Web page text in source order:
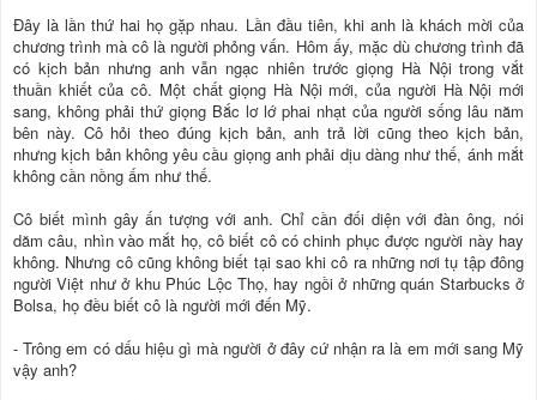
Đây là lần thứ hai họ gặp nhau. Lần đầu tiên, khi anh là khách mời của
chương trình mà cô là người phỏng vấn. Hôm ấy, mặc dù chương trình đã
có kịch bản nhưng anh vẫn ngạc nhiên trước giọng Hà Nội trong vắt
thuần khiết của cô. Một chất giọng Hà Nội mới, của người Hà Nội mới
sang, không phải thứ giọng Bắc lơ lớ phai nhạt của người sống lâu năm
bên này. Cô hỏi theo đúng kịch bản, anh trả lời cũng theo kịch bản,
nhưng kịch bản không yêu cầu giọng anh phải dịu dàng như thế, ánh mắt
không cần nồng ấm như thế.
Cô biết mình gây ấn tượng với anh. Chỉ cần đối diện với đàn ông, nói
dăm câu, nhìn vào mắt họ, cô biết cô có chinh phục được người này hay
không. Nhưng cô cũng không biết tại sao khi cô ra những nơi tụ tập đông
người Việt như ở khu Phúc Lộc Thọ, hay ngồi ở những quán Starbucks ở
Bolsa, họ đều biết cô là người mới đến Mỹ.
- Trông em có dấu hiệu gì mà người ở đây cứ nhận ra là em mới sang Mỹ
vậy anh?